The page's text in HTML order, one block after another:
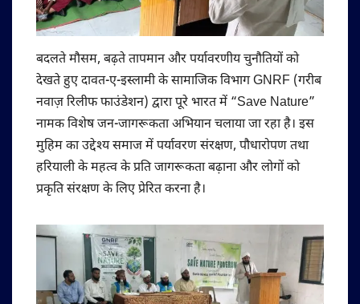
बदलते मौसम, बढ़ते तापमान और पर्यावरणीय चुनौतियों को
देखते हुए दावत-ए-इस्लामी के सामाजिक विभाग GNRF (गरीब
नवाज़ रिलीफ फाउंडेशन) द्वारा पूरे भारत में “Save Nature”
नामक विशेष जन-जागरूकता अभियान चलाया जा रहा है। इस
मुहिम का उद्देश्य समाज में पर्यावरण संरक्षण, पौधारोपण तथा
हरियाली के महत्व के प्रति जागरूकता बढ़ाना और लोगों को
प्रकृति संरक्षण के लिए प्रेरित करना है।